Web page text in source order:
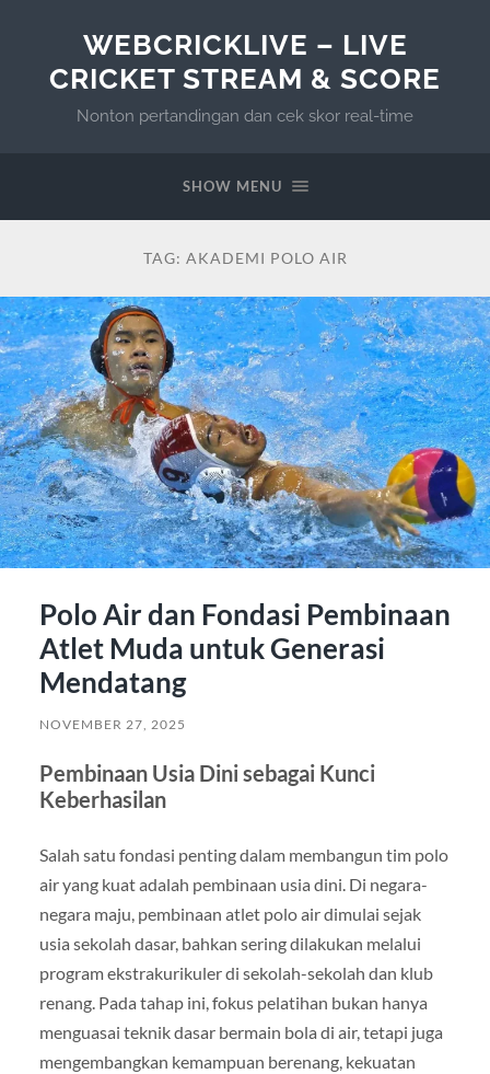
WEBCRICKLIVE – LIVE
CRICKET STREAM & SCORE
Nonton pertandingan dan cek skor real-time
SHOW MENU
TAG: AKADEMI POLO AIR
Polo Air dan Fondasi Pembinaan
Atlet Muda untuk Generasi
Mendatang
NOVEMBER 27, 2025
Pembinaan Usia Dini sebagai Kunci
Keberhasilan
Salah satu fondasi penting dalam membangun tim polo
air yang kuat adalah pembinaan usia dini. Di negara-
negara maju, pembinaan atlet polo air dimulai sejak
usia sekolah dasar, bahkan sering dilakukan melalui
program ekstrakurikuler di sekolah-sekolah dan klub
renang. Pada tahap ini, fokus pelatihan bukan hanya
menguasai teknik dasar bermain bola di air, tetapi juga
mengembangkan kemampuan berenang, kekuatan